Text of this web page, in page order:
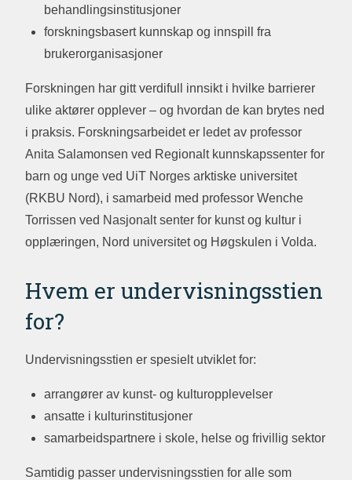
behandlingsinstitusjoner
forskningsbasert kunnskap og innspill fra
brukerorganisasjoner
Forskningen har gitt verdifull innsikt i hvilke barrierer
ulike aktører opplever – og hvordan de kan brytes ned
i praksis. Forskningsarbeidet er ledet av professor
Anita Salamonsen ved Regionalt kunnskapssenter for
barn og unge ved UiT Norges arktiske universitet
(RKBU Nord), i samarbeid med professor Wenche
Torrissen ved Nasjonalt senter for kunst og kultur i
opplæringen, Nord universitet og Høgskulen i Volda.
Hvem er undervisningsstien
for?
Undervisningsstien er spesielt utviklet for:
arrangører av kunst- og kulturopplevelser
ansatte i kulturinstitusjoner
samarbeidspartnere i skole, helse og frivillig sektor
Samtidig passer undervisningsstien for alle som